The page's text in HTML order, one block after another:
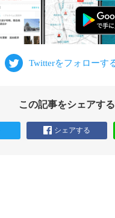
この記事をシェアする
シェアする